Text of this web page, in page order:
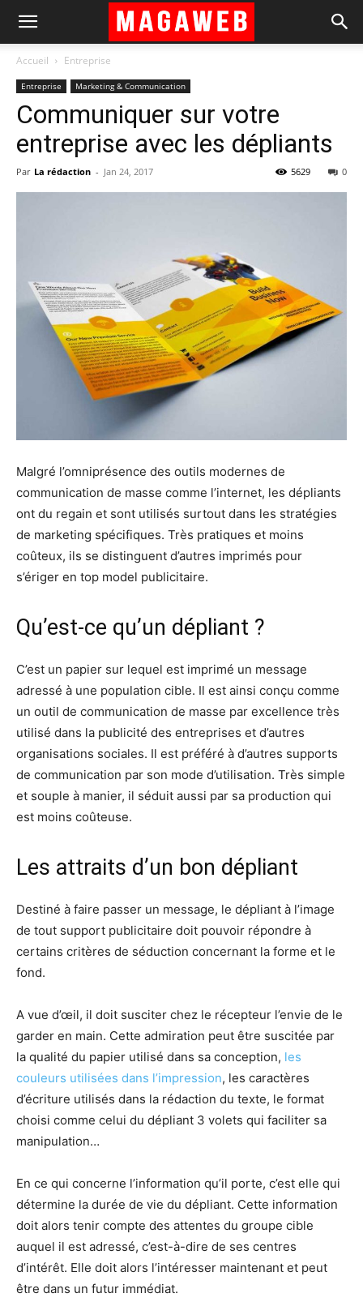
Accueil Entreprise
Entreprise Marketing & Communication
Communiquer sur votre
entreprise avec les dépliants
Par La rédaction - Jan 24, 2017 0
5629
Malgré l’omniprésence des outils modernes de
communication de masse comme l’internet, les dépliants
ont du regain et sont utilisés surtout dans les stratégies
de marketing spécifiques. Très pratiques et moins
coûteux, ils se distinguent d’autres imprimés pour
s’ériger en top model publicitaire.
Qu’est-ce qu’un dépliant ?
C’est un papier sur lequel est imprimé un message
adressé à une population cible. Il est ainsi conçu comme
un outil de communication de masse par excellence très
utilisé dans la publicité des entreprises et d’autres
organisations sociales. Il est préféré à d’autres supports
de communication par son mode d’utilisation. Très simple
et souple à manier, il séduit aussi par sa production qui
est moins coûteuse.
Les attraits d’un bon dépliant
Destiné à faire passer un message, le dépliant à l’image
de tout support publicitaire doit pouvoir répondre à
certains critères de séduction concernant la forme et le
fond.
A vue d’œil, il doit susciter chez le récepteur l’envie de le
garder en main. Cette admiration peut être suscitée par
la qualité du papier utilisé dans sa conception, les
couleurs utilisées dans l’impression, les caractères
d’écriture utilisés dans la rédaction du texte, le format
choisi comme celui du dépliant 3 volets qui faciliter sa
manipulation…
En ce qui concerne l’information qu’il porte, c’est elle qui
détermine la durée de vie du dépliant. Cette information
doit alors tenir compte des attentes du groupe cible
auquel il est adressé, c’est-à-dire de ses centres
d’intérêt. Elle doit alors l’intéresser maintenant et peut
être dans un futur immédiat.